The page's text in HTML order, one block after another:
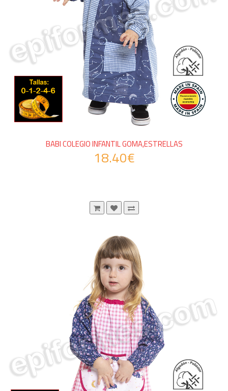
BABI COLEGIO INFANTIL GOMA,ESTRELLAS
18.40€